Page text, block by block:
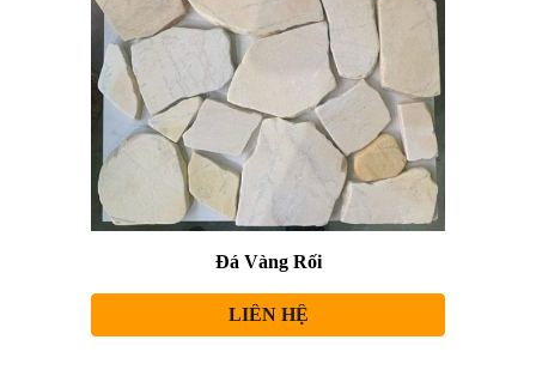
Đá Vàng Rối
LIÊN HỆ